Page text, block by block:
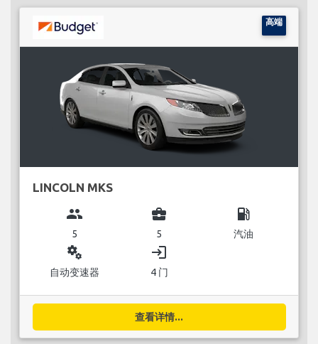
高端
LINCOLN MKS
group
5
business_center
5
local_gas_station
汽油
miscellaneous_services
自动变速器
login
4 门
查看详情...